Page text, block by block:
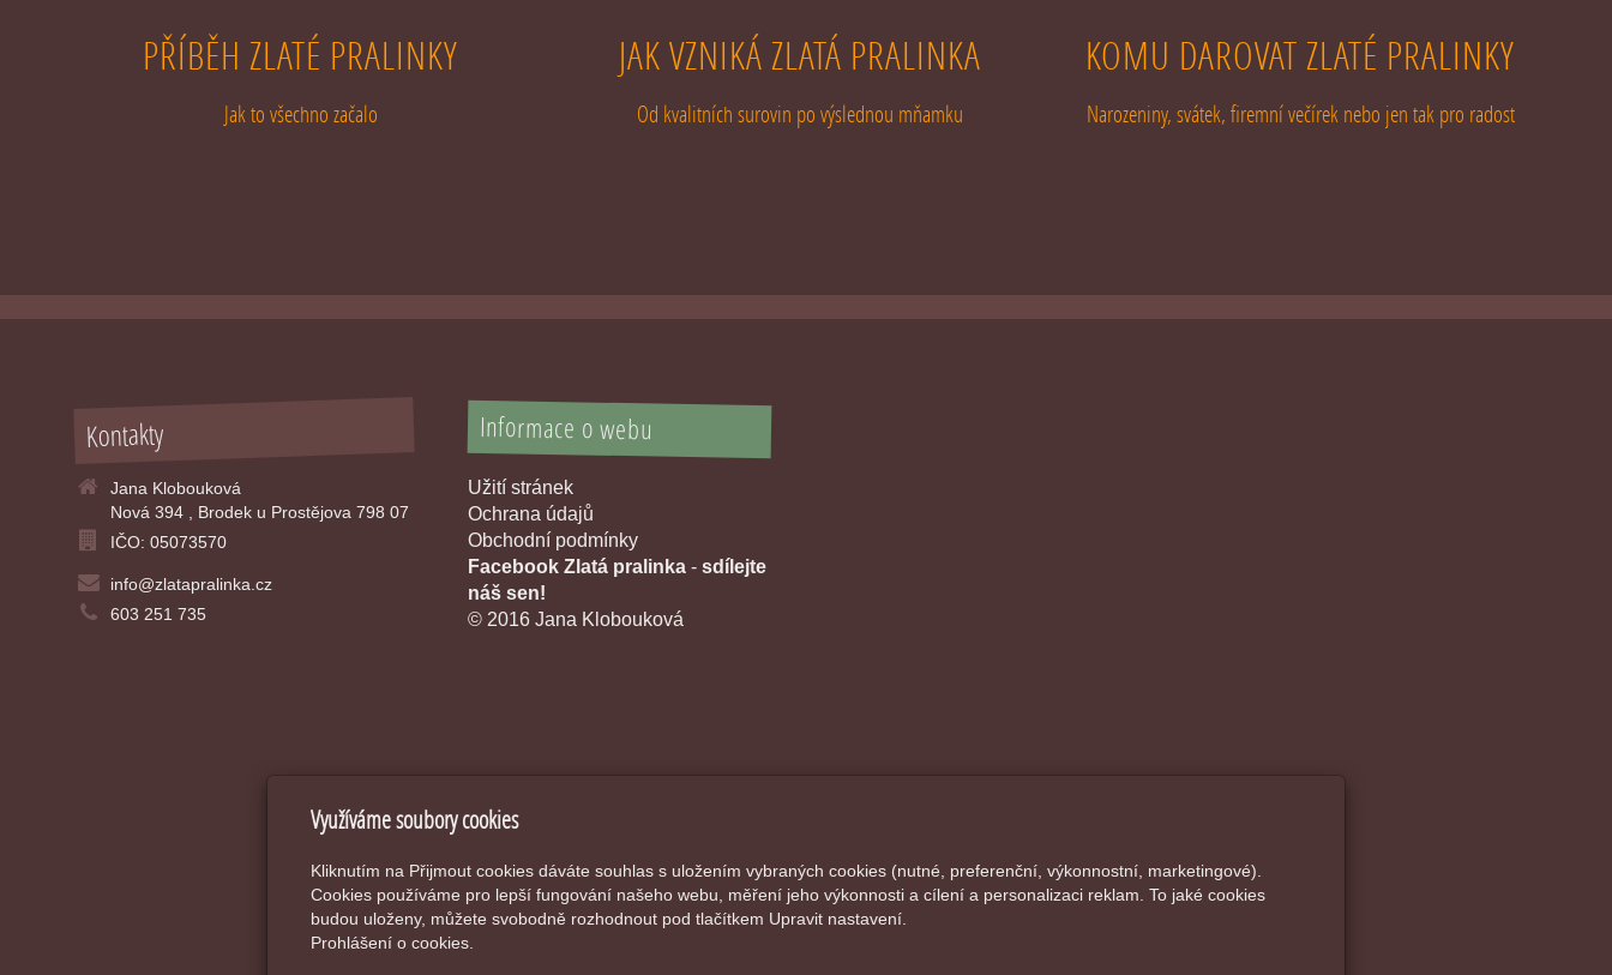
PŘÍBĚH ZLATÉ PRALINKY
Jak to všechno začalo
JAK VZNIKÁ ZLATÁ PRALINKA
Od kvalitních surovin po výslednou mňamku
KOMU DAROVAT ZLATÉ PRALINKY
Narozeniny, svátek, firemní večírek nebo jen tak pro radost
Kontakty
Jana Klobouková
Nová 394 , Brodek u Prostějova 798 07
IČO: 05073570
info@zlatapralinka.cz
603 251 735
Informace o webu
Užití stránek
Ochrana údajů
Obchodní podmínky
Facebook Zlatá pralinka - sdílejte
náš sen!
© 2016 Jana Klobouková
Využíváme soubory cookies
Kliknutím na Přijmout cookies dáváte souhlas s uložením vybraných cookies (nutné, preferenční, výkonnostní, marketingové).
Cookies používáme pro lepší fungování našeho webu, měření jeho výkonnosti a cílení a personalizaci reklam. To jaké cookies
budou uloženy, můžete svobodně rozhodnout pod tlačítkem Upravit nastavení.
Prohlášení o cookies.